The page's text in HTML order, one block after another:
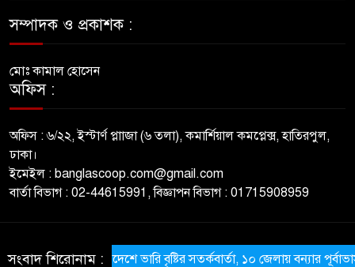
সম্পাদক ও প্রকাশক :
মোঃ কামাল হোসেন
অফিস :
অফিস : ৬/২২, ইস্টার্ণ প্লাাজা (৬ তলা), কমার্শিয়াল কমপ্লেক্স, হাতিরপুল,
ঢাকা।
ইমেইল : banglascoop.com@gmail.com
বার্তা বিভাগ : 02-44615991, বিজ্ঞাপন বিভাগ : 01715908959
© All rights reserved © BanglaScoop
সংবাদ শিরোনাম :​দেশে ভারি বৃষ্টির সতর্কবার্তা, ১০ জেলায় বন্যার পূর্বাভাস